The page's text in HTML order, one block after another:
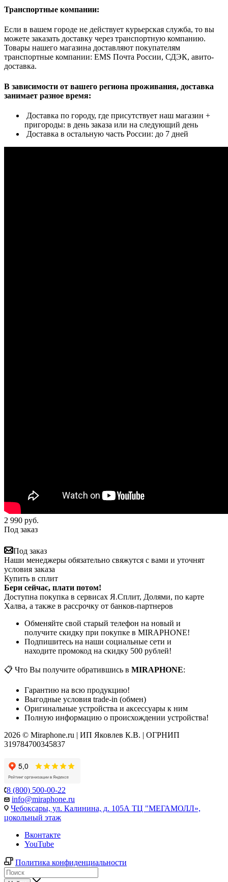
Транспортные компании:
Если в вашем городе не действует курьерская служба, то вы
можете заказать доставку через транспортную компанию.
Товары нашего магазина доставляют покупателям
транспортные компании: EMS Почта России, СДЭК, авито-
доставка.
В зависимости от вашего региона проживания, доставка
занимает разное время:
Доставка по городу, где присутствует наш магазин +
пригороды: в день заказа или на следующий день
Доставка в остальную часть России: до 7 дней
2 990 руб.
Под заказ
Под заказ
Наши менеджеры обязательно свяжутся с вами и уточнят
условия заказа
Купить в сплит
Бери сейчас, плати потом!
Доступна покупка в сервисах Я.Сплит, Долями, по карте
Халва, а также в рассрочку от банков-партнеров
Обменяйте свой старый телефон на новый и
получите скидку при покупке в MIRAPHONE!
Подпишитесь на наши социальные сети и
находите промокод на скидку 500 рублей!
📋 Что Вы получите обратившись в MIRAPHONE:
Гарантию на всю продукцию!
Выгодные условия trade-in (обмен)
Оригинальные устройства и аксессуары к ним
Полную информацию о происхождении устройства!
2026 © Miraphone.ru | ИП Яковлев К.В. | ОГРНИП
319784700345837
8 (800) 500-00-22
info@miraphone.ru
Чебоксары, ул. Калинина, д. 105А ТЦ "МЕГАМОЛЛ»,
цокольный этаж
Вконтакте
YouTube
Политика конфиденциальности